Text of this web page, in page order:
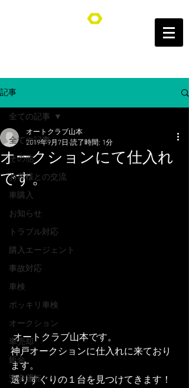
オートクラブ山本/Auto Club YAMAMOTO
記事
全ての記事
その他
お客様との交流
車購入
お知らせ
トラブル対応
購入エージェント
事故対応
車検
ポッキリ車検
オークション
車売却
鈑金
安全運転
全ての記事
オークションにて仕入れ
です。
オートクラブ山本
2019年9月7日 読了時間: 1分
オートクラブ山本です。
神戸オークションに仕入れに来ており
ます。
選りすぐりの１台を見つけてきます！